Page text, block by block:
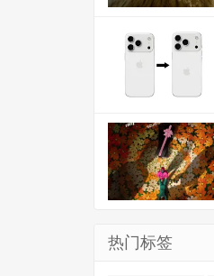
热门标签